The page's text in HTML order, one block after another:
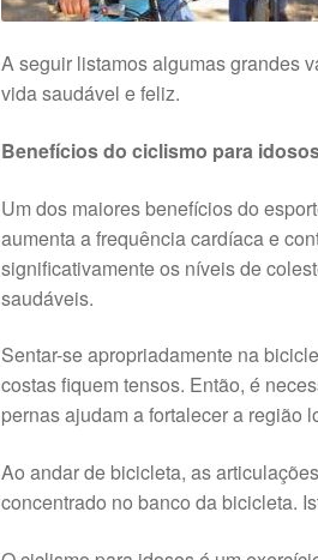
A seguir listamos algumas grandes
vida saudável e feliz.
Benefícios do ciclismo para
Um dos maiores benefícios do
aumenta a frequência cardíaca e
significativamente os níveis de
saudáveis.
Sentar-se apropriadamente na
costas fiquem tensos. Então, é
pernas ajudam a fortalecer a região
Ao andar de bicicleta, as
concentrado no banco da bicicleta.